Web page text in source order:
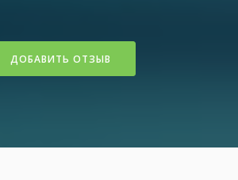
ДОБАВИТЬ ОТЗЫВ